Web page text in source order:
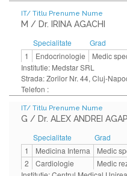
IT/ Titlu Prenume Nume
M / Dr. IRINA AGACHI
Specialitate
Grad
1
Endocrinologie
Medic
Institutie: Medstar SRL
Strada: Zorilor Nr. 44, Cluj-
Telefon :
IT/ Titlu Prenume Nume
G / Dr. ALEX ANDREI
Specialitate
Grad
1
Medicina Interna
Medic
2
Cardiologie
Medic